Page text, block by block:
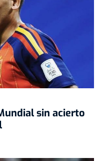
sin acierto